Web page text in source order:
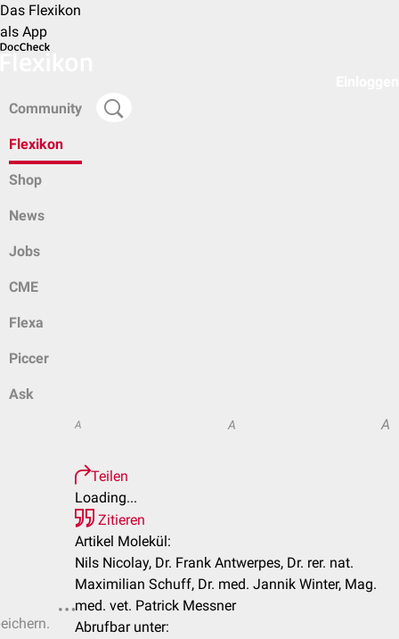
Das Flexikon
als App
Community
Flexikon
Shop
News
Jobs
CME
Flexa
Piccer
Ask
A A A
Teilen
Loading...
Zitieren
Artikel Molekül:
Nils Nicolay, Dr. Frank Antwerpes, Dr. rer. nat.
Maximilian Schuff, Dr. med. Jannik Winter, Mag.
med. vet. Patrick Messner
Abrufbar unter: